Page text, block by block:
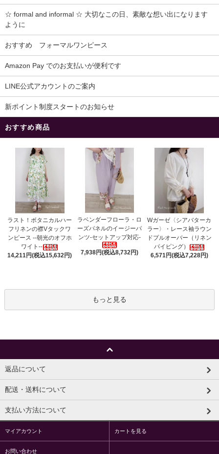
☆ formal and informal ☆ 大切なこの日、素敵な想い出になります
ように
おすすめ フォーマルワンピース
Amazon Pay でのお支払いが便利です
LINE公式アカウントのご案内
新ポイント制度スタートのお知らせ
おすすめ商品
ラスト！ボタニカルハー
フリネンの襟Vタックワ
ンピース --朝光のオフホ
ワイト--
14,211円(税込15,632円)
ラベンダーフローラ・ロ
ーズパネルのイージーパ
ンツ-セットアップ対応-
7,938円(税込8,732円)
Wガーゼ〈シアバターカ
ラー〉・レース袖ラウン
ドプルオーバー（リネン
パイピング）
6,571円(税込7,228円)
もっと見る
返品について
配送・送料について
支払い方法について
マイアカウント カートを見る
お問い合わせ